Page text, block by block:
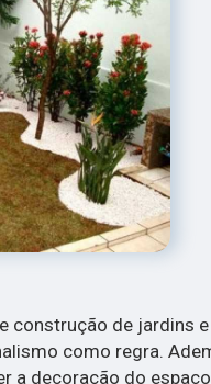
construção de jardins
como regra.
a decoração do